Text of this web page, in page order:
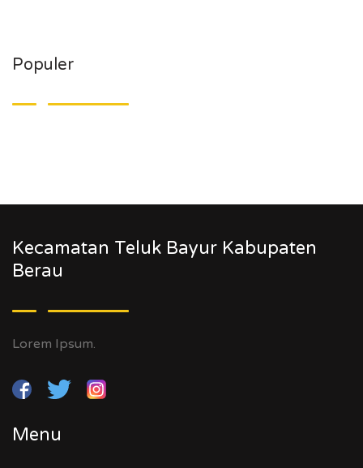
Populer
Kecamatan Teluk Bayur Kabupaten
Berau
Lorem Ipsum.
Menu